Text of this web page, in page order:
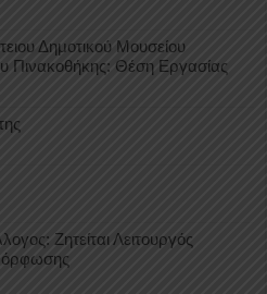
Δημοτικού Μουσείου
Πινακοθήκης: Θέση Εργασίας
Ζητείται Λειτουργός